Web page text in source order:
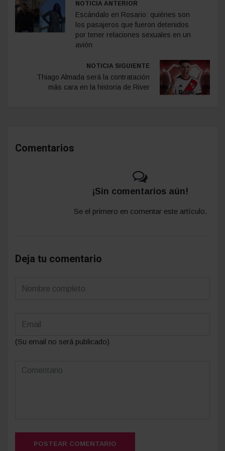
NOTICIA ANTERIOR
Escándalo en Rosario: quiénes son
los pasajeros que fueron detenidos
por tener relaciones sexuales en un
avión
NOTICIA SIGUIENTE
Thiago Almada será la contratación
más cara en la historia de River
Comentarios
¡Sin comentarios aún!
Se el primero en comentar este artículo.
Deja tu comentario
(Su email no será publicado)
POSTEAR COMENTARIO